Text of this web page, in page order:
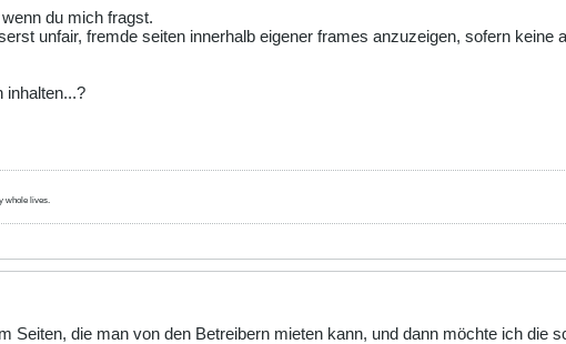
du mich fragst.
unfair, fremde seiten innerhalb eigener frames anzuzeigen, sofern
inhalten...?
whole lives.
Seiten, die man von den Betreibern mieten kann, und dann möchte ich die